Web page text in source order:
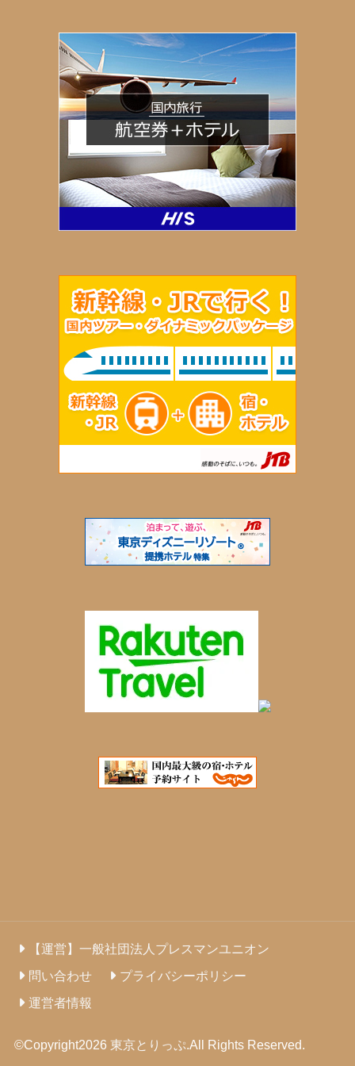
【運営】一般社団法人プレスマンユニオン
問い合わせ
プライバシーポリシー
運営者情報
©Copyright2026 東京とりっぷ.All Rights Reserved.